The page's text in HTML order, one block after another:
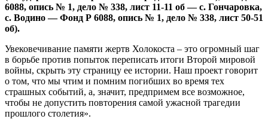
6088, опись № 1, дело № 338, лист 11-11 об — с. Гончаровка,
с. Водино — Фонд Р 6088, опись № 1, дело № 338, лист 50-51
об).
Увековечивание памяти жертв Холокоста – это огромный шаг
в борьбе против попыток переписать итоги Второй мировой
войны, скрыть эту страницу ее истории. Наш проект говорит
о том, что мы чтим и помним погибших во время тех
страшных событий, а, значит, предпримем все возможное,
чтобы не допустить повторения самой ужасной трагедии
прошлого столетия».